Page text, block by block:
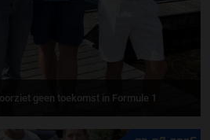
geen toekomst in Formule 1